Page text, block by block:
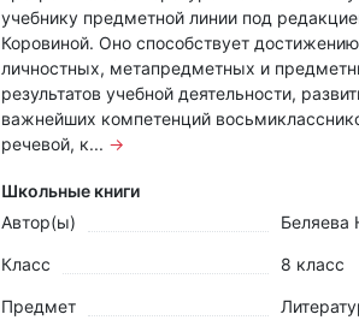
учебнику предметной линии под
Коровиной. Оно способствует достижению
личностных, метапредметных и
результатов учебной деятельности,
важнейших компетенций
речевой, к... →
Школьные книги
Автор(ы)
Беляева
Класс 8 класс
Предмет